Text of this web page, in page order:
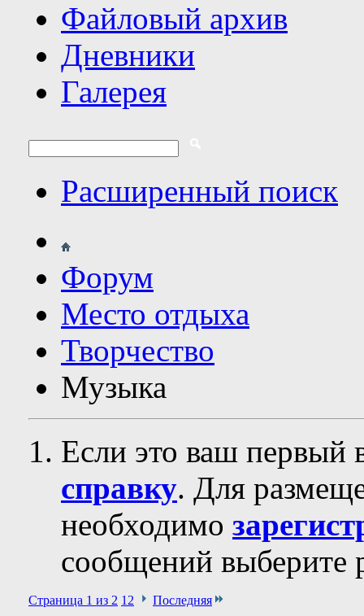
Файловый архив
Дневники
Галерея
Расширенный поиск
Форум
Место отдыха
Творчество
Музыка
Если это ваш первый
справку. Для
необходимо
сообщений выберите
Страница 1 из 2 1 2 Последняя